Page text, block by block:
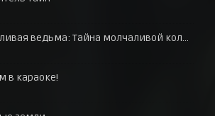
Молчаливая ведьма: Тайна молчаливой колдуньи
в караоке!